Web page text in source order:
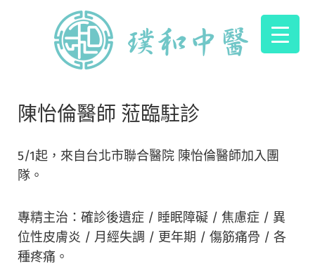
陳怡倫醫師 蒞臨駐診
5/1起，來自台北市聯合醫院 陳怡倫醫師加入團
隊。
專精主治：確診後遺症 / 睡眠障礙 / 焦慮症 / 異
位性皮膚炎 / 月經失調 / 更年期 / 傷筋痛骨 / 各
種疼痛。